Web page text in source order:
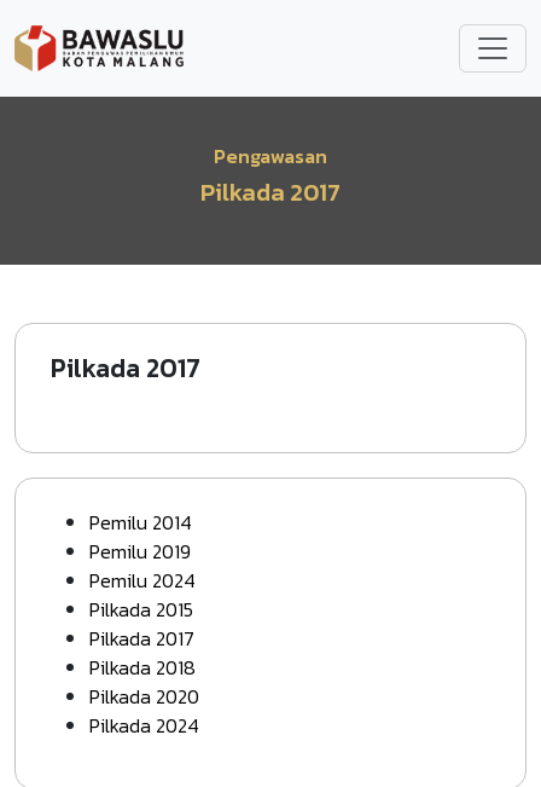
Pengawasan
Pilkada 2017
Pilkada 2017
Pemilu 2014
Pemilu 2019
Pemilu 2024
Pilkada 2015
Pilkada 2017
Pilkada 2018
Pilkada 2020
Pilkada 2024